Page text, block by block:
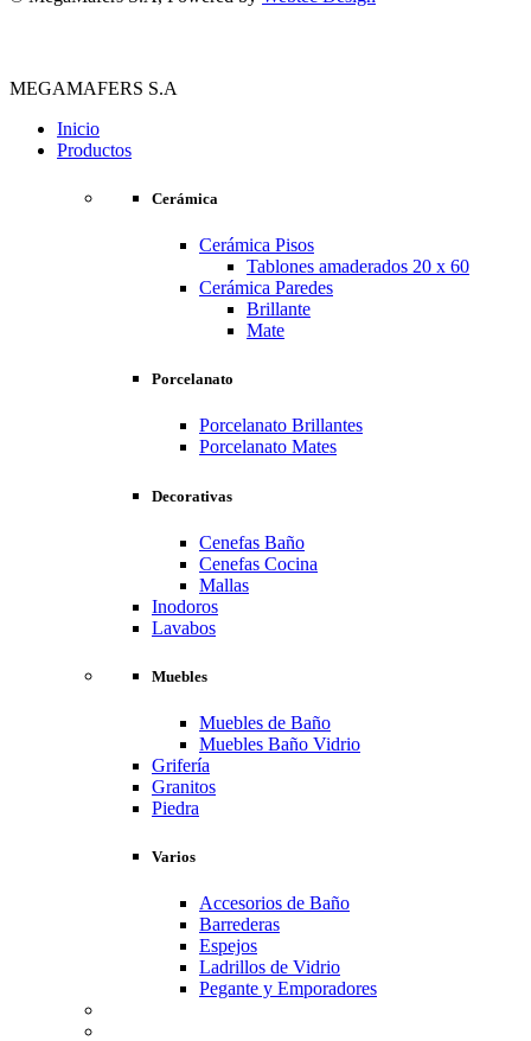
MEGAMAFERS S.A
Inicio
Productos
Cerámica
Cerámica Pisos
Tablones amaderados 20 x 60
Cerámica Paredes
Brillante
Mate
Porcelanato
Porcelanato Brillantes
Porcelanato Mates
Decorativas
Cenefas Baño
Cenefas Cocina
Mallas
Inodoros
Lavabos
Muebles
Muebles de Baño
Muebles Baño Vidrio
Grifería
Granitos
Piedra
Varios
Accesorios de Baño
Barrederas
Espejos
Ladrillos de Vidrio
Pegante y Emporadores